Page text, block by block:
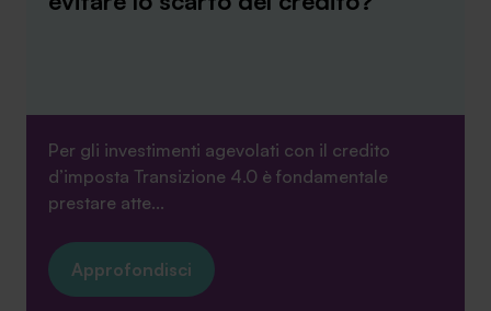
Per gli investimenti agevolati con il credito
d’imposta Transizione 4.0 è fondamentale
prestare atte...
Approfondisci